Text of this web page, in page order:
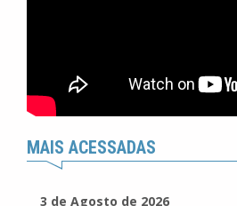
MAIS ACESSADAS
3 de Agosto de 2026